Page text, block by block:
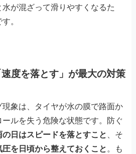
が混ざって滑りやすくなるた
。
度を落とす」が最大の対策
象は、タイヤが水の膜で路面か
ルを失う危険な状態です。防ぐ
の日はスピードを落とすこと
、そ
を日頃から整えておくこと 。も